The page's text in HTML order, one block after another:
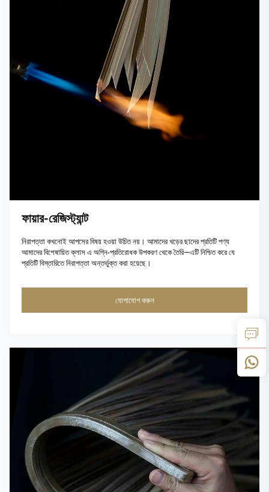
ফায়ার-রেজিস্ট্যান্ট
নিরাপত্তা কখনোই আপসের বিষয় হওয়া উচিত নয়। আমাদের খড়ের ছাদের প্রতিটি পণ্য
আমাদের বিশেষায়িত ক্লাস এ অগ্নি-প্রতিরোধক উপকরণ থেকে তৈরি—এটি নিশ্চিত করে যে
প্রতিটি বিস্তারিতে নিরাপত্তা অন্তর্ভুক্ত করা হয়েছে।
যোগাযোগ করুন